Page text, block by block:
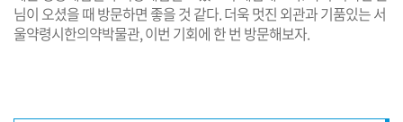
님이 오셨을 때 방문하면 좋을 것 같다. 더욱 멋진 외관과 기품있는 서
울약령시한의약박물관, 이번 기회에 한 번 방문해보자.